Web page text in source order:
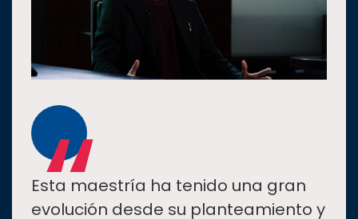
Esta maestría ha tenido una gran
evolución desde su planteamiento y